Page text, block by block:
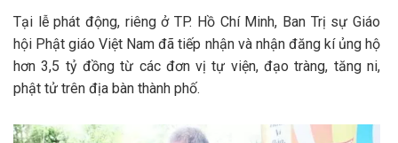
Tại lễ phát động, riêng ở TP. Hồ Chí Minh, Ban Trị sự Giáo
hội Phật giáo Việt Nam đã tiếp nhận và nhận đăng kí ủng hộ
hơn 3,5 tỷ đồng từ các đơn vị tự viện, đạo tràng, tăng ni,
phật tử trên địa bàn thành phố.